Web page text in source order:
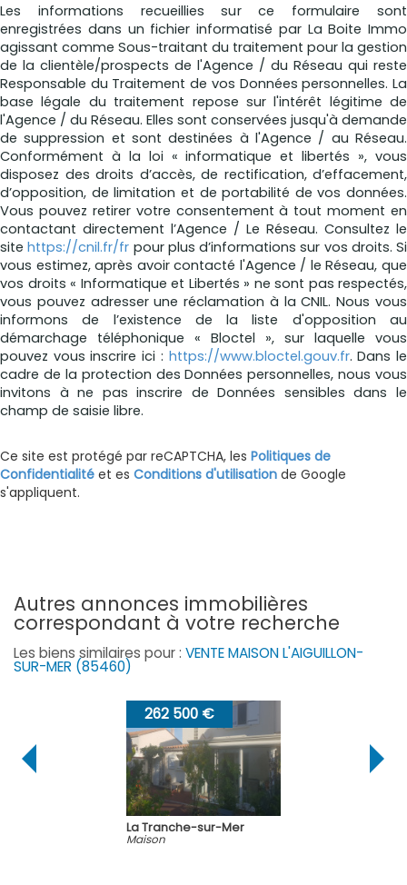
Les informations recueillies sur ce formulaire sont
enregistrées dans un fichier informatisé par La Boite Immo
agissant comme Sous-traitant du traitement pour la gestion
de la clientèle/prospects de l'Agence / du Réseau qui reste
Responsable du Traitement de vos Données personnelles. La
base légale du traitement repose sur l'intérêt légitime de
l'Agence / du Réseau. Elles sont conservées jusqu'à demande
de suppression et sont destinées à l'Agence / au Réseau.
Conformément à la loi « informatique et libertés », vous
disposez des droits d’accès, de rectification, d’effacement,
d’opposition, de limitation et de portabilité de vos données.
Vous pouvez retirer votre consentement à tout moment en
contactant directement l’Agence / Le Réseau. Consultez le
sitehttps://cnil.fr/fr pour plus d’informations sur vos droits. Si
vous estimez, après avoir contacté l'Agence / le Réseau, que
vos droits « Informatique et Libertés » ne sont pas respectés,
vous pouvez adresser une réclamation à la CNIL. Nous vous
informons de l’existence de la liste d'opposition au
démarchage téléphonique « Bloctel », sur laquelle vous
pouvez vous inscrire ici : https://www.bloctel.gouv.fr. Dans le
cadre de la protection des Données personnelles, nous vous
invitons à ne pas inscrire de Données sensibles dans le
champ de saisie libre.
Ce site est protégé par reCAPTCHA, les Politiques de
Confidentialité et es Conditions d'utilisation de Google
s'appliquent.
autres annonces immobilières
correspondant à votre recherche
Les biens similaires pour : VENTE MAISON L'AIGUILLON-
SUR-MER (85460)
262 500 €
La Tranche-sur-Mer
Maison